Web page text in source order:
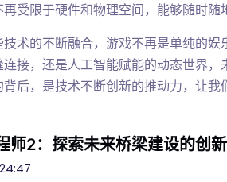
受限于硬件和物理空间，能够随时随
术的不断融合，游戏不再是单纯的
接，还是人工智能赋能的动态世界
后，是技术不断创新的推动力，让我
师2：探索未来桥梁建设的创新